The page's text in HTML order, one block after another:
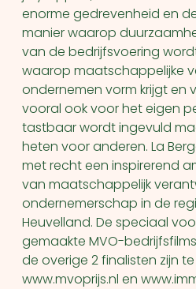
enorme gedrevenheid en
manier waarop
van de bedrijfsvoering
waarop maatschappelijke
ondernemen vorm krijgt en
vooral ook voor het eigen
tastbaar wordt ingevuld
heten voor anderen. La
met recht een inspirerend
van maatschappelijk
ondernemerschap in de
Heuvelland. De speciaal
gemaakte MVO-
de overige 2 finalisten zijn
www.mvoprijs.nl en